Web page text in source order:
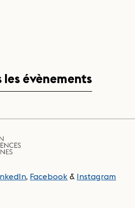
les évènements
, Facebook & Instagram